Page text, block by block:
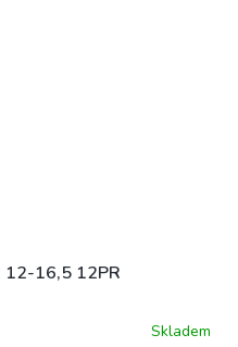
12-16,5 12PR
Skladem